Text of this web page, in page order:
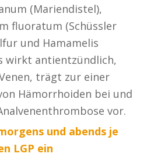
(Mariendistel),
fluoratum (Schüssler
und Hamamelis
wirkt antientzündlich,
trägt zur einer
Hämorrhoiden bei und
vor.
und abends je
LGP ein